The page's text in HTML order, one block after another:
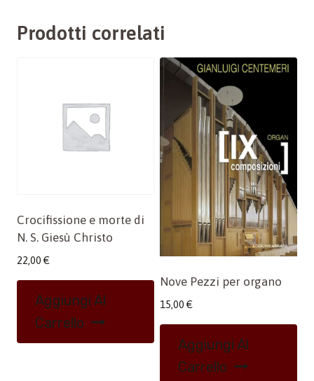
Prodotti correlati
Crocifissione e morte di
N. S. Giesù Christo
22,00 €
Aggiungi Al
Carrello
Nove Pezzi per organo
15,00 €
Aggiungi Al
Carrello